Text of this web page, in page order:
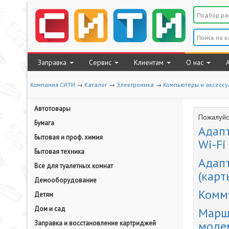
Заправка Сервис Клиентам О нас
Компания СИТИ → Каталог → Электроника → Компьютеры и
Автотовары
Бумага
Бытовая и проф. химия
Бытовая техника
Все для туалетных комнат
Демооборудование
Детям
Дом и сад
Заправка и восстановление картриджей
Wi-Fi